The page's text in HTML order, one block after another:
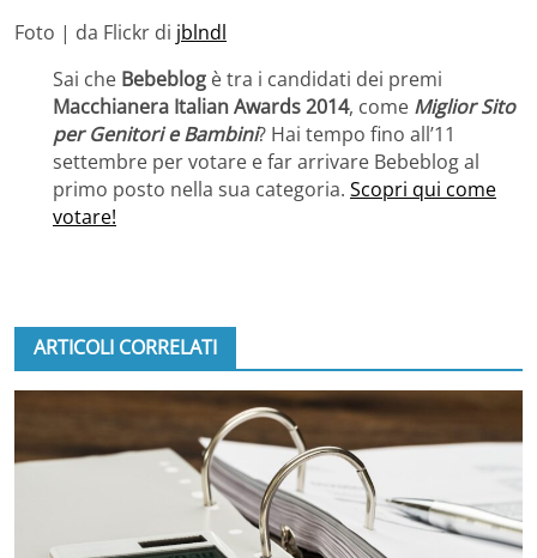
Foto | da Flickr di jblndl
Sai che Bebeblog è tra i candidati dei premi
Macchianera Italian Awards 2014, come Miglior Sito
per Genitori e Bambini? Hai tempo fino all’11
settembre per votare e far arrivare Bebeblog al
primo posto nella sua categoria. Scopri qui come
votare!
ARTICOLI CORRELATI